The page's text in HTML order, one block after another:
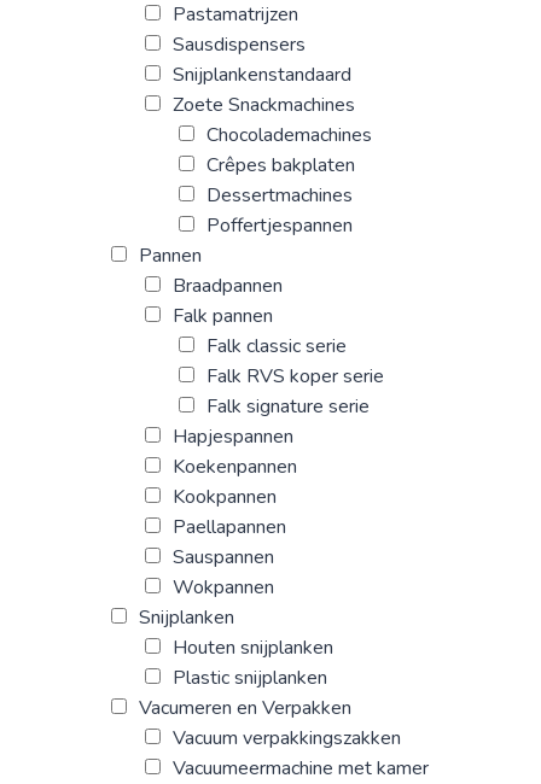
Pastamatrijzen
Sausdispensers
Snijplankenstandaard
Zoete Snackmachines
Chocolademachines
Crêpes bakplaten
Dessertmachines
Poffertjespannen
Pannen
Braadpannen
Falk pannen
Falk classic serie
Falk RVS koper serie
Falk signature serie
Hapjespannen
Koekenpannen
Kookpannen
Paellapannen
Sauspannen
Wokpannen
Snijplanken
Houten snijplanken
Plastic snijplanken
Vacumeren en Verpakken
Vacuum verpakkingszakken
Vacuumeermachine met kamer